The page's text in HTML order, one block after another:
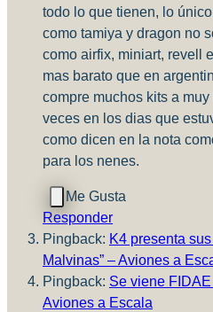
todo lo que tienen, lo
como tamiya y dragon no
como airfix, miniart, revell
mas barato que en
compre muchos kits a
veces en los dias que
como dicen en la nota
para los nenes.
Responder
Pingback: K4 presenta
Malvinas” – Aviones a
Pingback: Se viene
Aviones a Escala